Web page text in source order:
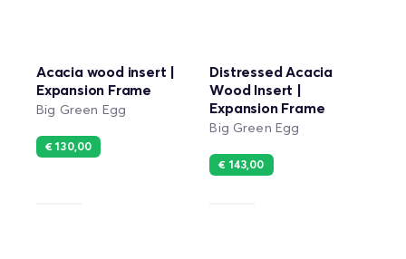
Acacia wood insert |
Expansion Frame
Big Green Egg
€ 130,00
Distressed Acacia
Wood Insert |
Expansion Frame
Big Green Egg
€ 143,00